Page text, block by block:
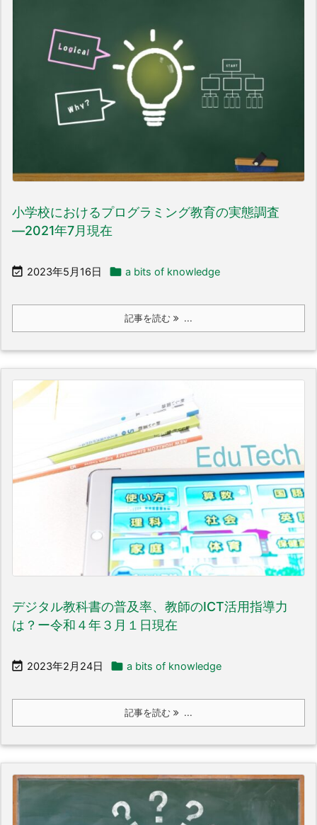
小学校におけるプログラミング教育の実態調査
―2021年7月現在
 2023年5月16日  a bits of knowledge
記事を読む ...
デジタル教科書の普及率、教師のICT活用指導力
は？ー令和４年３月１日現在
 2023年2月24日  a bits of knowledge
記事を読む ...